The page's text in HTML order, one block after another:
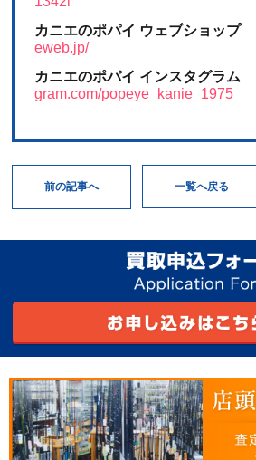
カニエのポパイ ウェブショップ
eweb.jp/
カニエのポパイ インスタグラム
gram.com/popeye_kanie_1975
前の記事へ 一覧へ戻る